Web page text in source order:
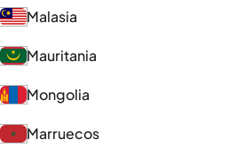
Malasia
Mauritania
Mongolia
Marruecos